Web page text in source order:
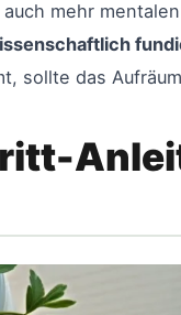
mehr
sollte das